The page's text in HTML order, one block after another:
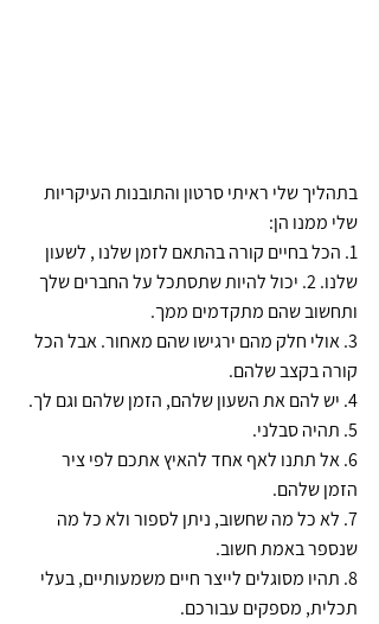
בתהליך שלי ראיתי סרטון והתובנות העיקריות
שלי ממנו הן:
1. הכל בחיים קורה בהתאם לזמן שלנו , לשעון
שלנו. 2. יכול להיות שתסתכל על החברים שלך
ותחשוב שהם מתקדמים ממך.
3. אולי חלק מהם ירגישו שהם מאחור. אבל הכל
קורה בקצב שלהם.
4. יש להם את השעון שלהם, הזמן שלהם וגם לך.
5. תהיה סבלני.
6. אל תתנו לאף אחד להאיץ אתכם לפי ציר
הזמן שלהם.
7. לא כל מה שחשוב, ניתן לספור ולא כל מה
שנספר באמת חשוב.
8. תהיו מסוגלים לייצר חיים משמעותיים, בעלי
תכלית, מספקים עבורכם.